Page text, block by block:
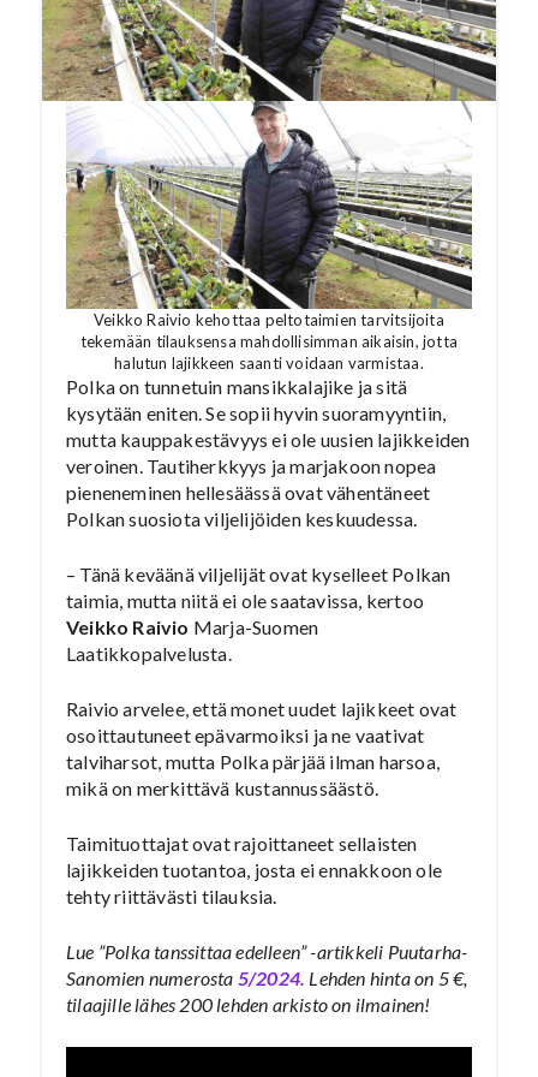
Veikko Raivio kehottaa peltotaimien tarvitsijoita
tekemään tilauksensa mahdollisimman aikaisin, jotta
halutun lajikkeen saanti voidaan varmistaa.
Polka on tunnetuin mansikkalajike ja sitä
kysytään eniten. Se sopii hyvin suoramyyntiin,
mutta kauppakestävyys ei ole uusien lajikkeiden
veroinen. Tautiherkkyys ja marjakoon nopea
pieneneminen hellesäässä ovat vähentäneet
Polkan suosiota viljelijöiden keskuudessa.
– Tänä keväänä viljelijät ovat kyselleet Polkan
taimia, mutta niitä ei ole saatavissa, kertoo
Veikko Raivio Marja-Suomen
Laatikkopalvelusta.
Raivio arvelee, että monet uudet lajikkeet ovat
osoittautuneet epävarmoiksi ja ne vaativat
talviharsot, mutta Polka pärjää ilman harsoa,
mikä on merkittävä kustannussäästö.
Taimituottajat ovat rajoittaneet sellaisten
lajikkeiden tuotantoa, josta ei ennakkoon ole
tehty riittävästi tilauksia.
Lue ”Polka tanssittaa edelleen” -artikkeli Puutarha-
Sanomien numerosta 5/2024. Lehden hinta on 5 €,
tilaajille lähes 200 lehden arkisto on ilmainen!